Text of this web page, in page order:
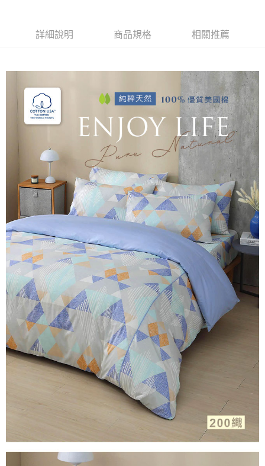
【「AFTEE先享後付」結帳流程】
３．收到繳費通知簡訊後14天內，點擊此簡訊中的連結，可透過四大超商／
ATM／網路銀行／等多元方式進行付款，方視為交易完成。
※ 請注意：結帳手續完成當下不需立刻繳費，但若您需要取消訂單，請聯絡
購買商品的店家。未經商家同意取消之訂單仍視為有效，需透過AFTEE先享
後付繳納相關費用。
※ 交易是否成功請以「AFTEE先享後付 」之結帳頁面顯示為準，若有關於
是否繳費成功／繳費後需取消欲退款等相關疑問，請聯繫「AFTEE先享後付
客戶支援中心」
https://netprotections.freshdesk.com/support/home
【注意事項】
１．透過由恩沛科技股份有限公司提供之「AFTEE先享後付」服務完成之交
易，需依本服務之必要範圍內提供個人資料，並將交易相關給付款項請求債
權轉讓予恩沛科技股份有限公司。
２．關於個人資料處理事宜，請瀏覽以下網址：
https://aftee.tw/terms/#terms3
３．未成年的使用者請事先徵得法定代理人或監護人之同意方可使用
「AFTEE先享後付」，若未經同意申辦者引起之損失，本公司不負相關責
任。
４．使用「AFTEE先享後付」時，將依據個別帳號之用戶狀況，依本公司即
時審查核予不同之上限額度；若仍有額度不足之情形，本公司將視審查結果
請求用戶進行身份認證。
５．嚴禁一人註冊多個帳號或使用他人資訊註冊。若發現惡意使用之情形，
恩沛科技股份有限公司將有權停止該用戶之使用額度並採取法律行動。
免運費
7-11取貨付款
每筆NT$60，滿NT$499(含以上)免運費
每筆NT$60，滿NT$499(含以上)免運費
每筆NT$100，滿NT$499(含以上)免運費
離島宅配
每筆NT$100，滿NT$499(含以上)免運費
詳細說明 商品規格 相關推薦